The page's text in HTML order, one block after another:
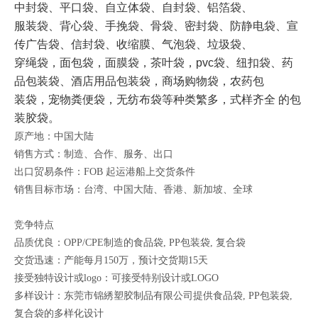
中封袋、平口袋、
自立体袋、自封袋、铝箔袋、
服装袋、背心袋、手挽袋、骨袋、密封袋、防静电袋、宣
传广告袋、 信封袋、收缩膜、气泡袋、垃圾袋、
穿绳袋，面包袋，面膜袋，茶叶袋，pvc袋、纽扣袋、药
品包装袋、酒店用品包装袋，商场购物袋，农药包
装袋，宠物粪便袋，无纺布袋等种类繁多，式样齐全 的包
装胶袋。
原产地：中国大陆
销售方式：制造、合作、服务、出口
出口贸易条件：FOB 起运港船上交货条件
销售目标市场：台湾、中国大陆、香港、新加坡、全球
竞争特点
品质优良：OPP/CPE制造的食品袋, PP包装袋, 复合袋
交货迅速：产能每月150万，预计交货期15天
接受独特设计或logo：可接受特别设计或LOGO
多样设计：东莞市锦綉塑胶制品有限公司提供食品袋, PP包装袋,
复合袋的多样化设计